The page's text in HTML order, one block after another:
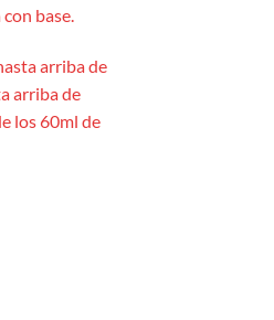
base.
arriba de
arriba de
los 60ml de